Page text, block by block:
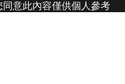
意此內容僅供個人參考